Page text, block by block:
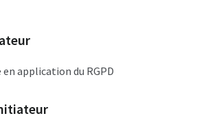
application du RGPD